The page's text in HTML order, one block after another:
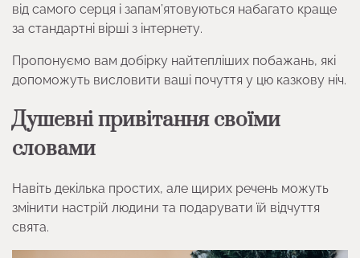
від самого серця і запам’ятовуються набагато краще
за стандартні вірші з інтернету.
Пропонуємо вам добірку найтепліших побажань, які
допоможуть висловити ваші почуття у цю казкову ніч.
Душевні привітання своїми
словами
Навіть декілька простих, але щирих речень можуть
змінити настрій людини та подарувати їй відчуття
свята.